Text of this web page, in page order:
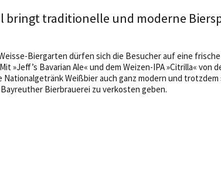
bringt traditionelle und moderne
Biergarten dürfen sich die Besucher auf eine
»Jeff’s Bavarian Ale« und dem Weizen-IPA »Citrilla« von
Nationalgetränk Weißbier auch ganz modern und
Bierbrauerei zu verkosten geben.